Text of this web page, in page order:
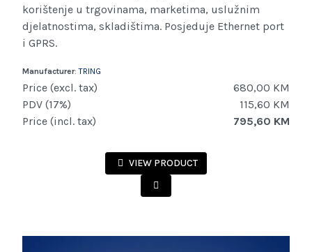
korištenje u trgovinama, marketima, uslužnim
djelatnostima, skladištima. Posjeduje Ethernet port
i GPRS.
Manufacturer:TRING
Price (excl. tax)
680,00 KM
PDV (17%)
115,60 KM
Price (incl. tax)
795,60 KM
VIEW PRODUCT